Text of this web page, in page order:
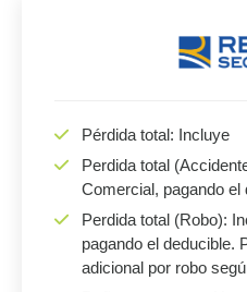
Pérdida total: Incluye
Perdida total
Comercial, pagando el
Perdida total (Robo):
pagando el deducible.
adicional por robo